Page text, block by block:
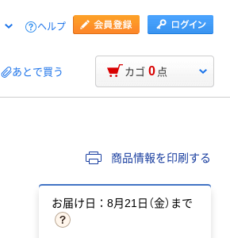
ヘルプ
あとで買う カゴ 0 点
商品情報を印刷する
お届け日：8月21日（金）まで